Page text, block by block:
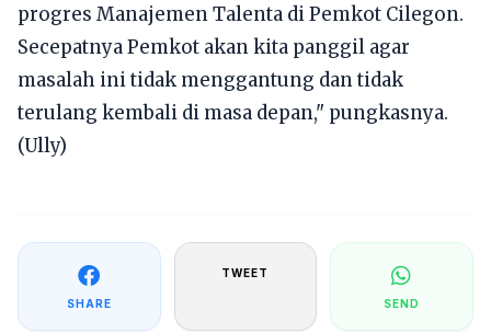
progres Manajemen Talenta di Pemkot Cilegon.
Secepatnya Pemkot akan kita panggil agar
masalah ini tidak menggantung dan tidak
terulang kembali di masa depan," pungkasnya.
(Ully)
SHARE
TWEET
SEND